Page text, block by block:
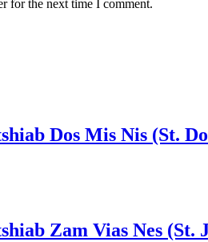
for the next time I comment.
Dos Mis Nis (St.
Zam Vias Nes (St.